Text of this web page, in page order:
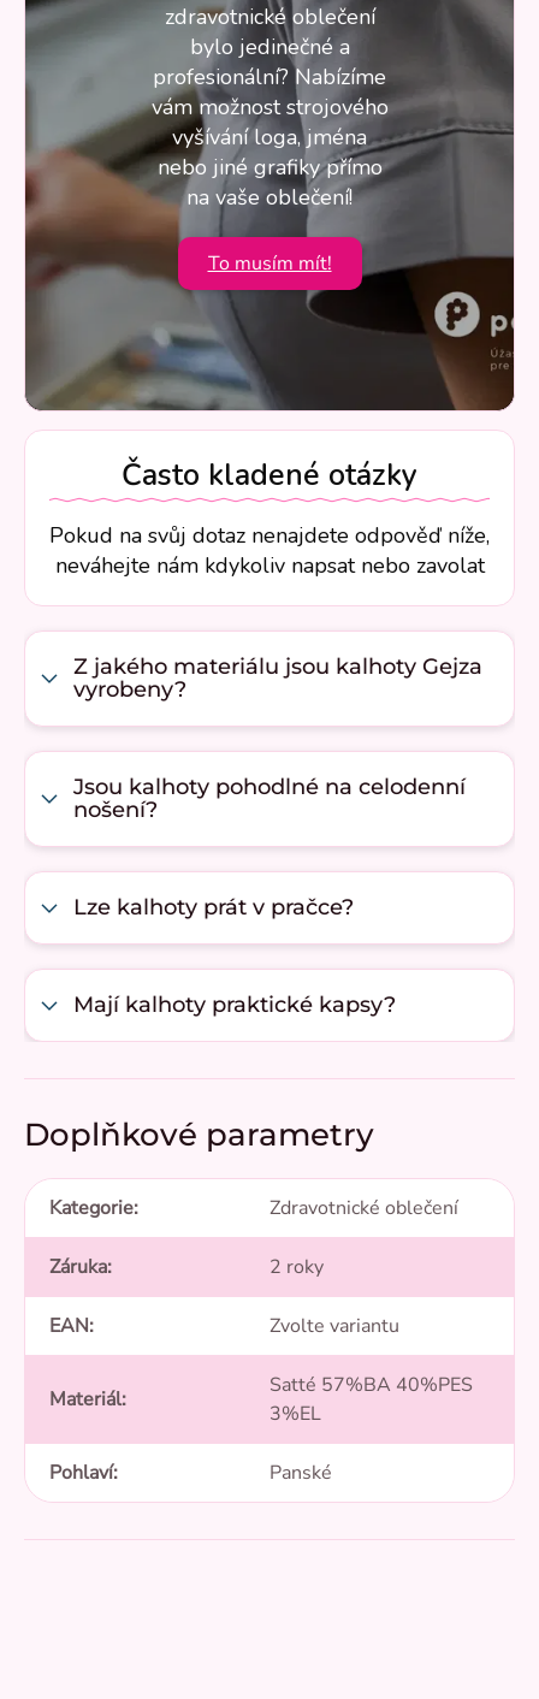
zdravotnické oblečení
bylo jedinečné a
profesionální? Nabízíme
vám možnost strojového
vyšívání loga, jména
nebo jiné grafiky přímo
na vaše oblečení!
To musím mít!
Často kladené otázky
Pokud na svůj dotaz nenajdete odpověď níže,
neváhejte nám kdykoliv napsat nebo zavolat
Z jakého materiálu jsou kalhoty Gejza
vyrobeny?
Jsou kalhoty pohodlné na celodenní
nošení?
Lze kalhoty prát v pračce?
Mají kalhoty praktické kapsy?
Doplňkové parametry
Kategorie: Zdravotnické oblečení
Záruka: 2 roky
EAN: Zvolte variantu
Materiál:
Satté 57%BA 40%PES
3%EL
Pohlaví: Panské